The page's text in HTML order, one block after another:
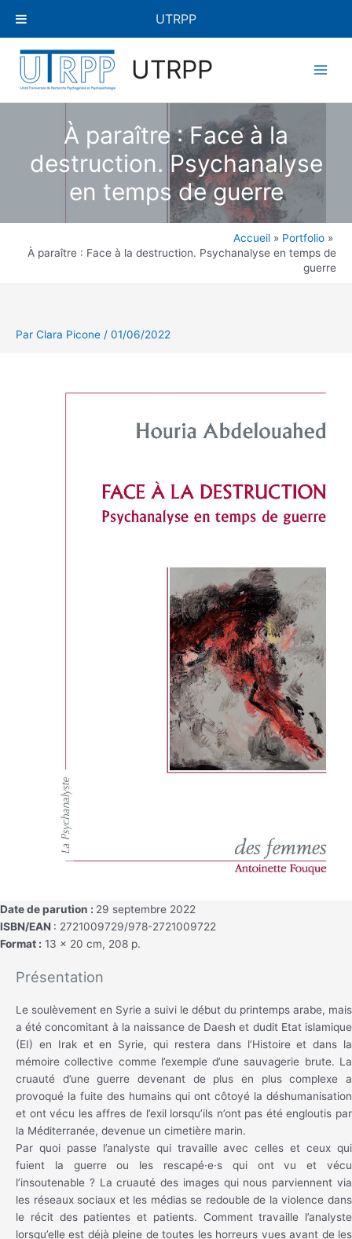
contenu
UTRPP
À paraître : Face à la
destruction. Psychanalyse
en temps de guerre
Accueil
Portfolio
À paraître : Face à la destruction. Psychanalyse en temps de
guerre
Par Clara Picone / 01/06/2022
Date de parution : 29 septembre 2022
ISBN/EAN : 2721009729/978-2721009722
Format : 13 x 20 cm, 208 p.
Présentation
Le soulèvement en Syrie a suivi le début du printemps arabe, mais
a été concomitant à la naissance de Daesh et dudit Etat islamique
(EI) en Irak et en Syrie, qui restera dans l’Histoire et dans la
mémoire collective comme l’exemple d’une sauvagerie brute. La
cruauté d’une guerre devenant de plus en plus complexe a
provoqué la fuite des humains qui ont côtoyé la déshumanisation
et ont vécu les affres de l’exil lorsqu’ils n’ont pas été engloutis par
la Méditerranée, devenue un cimetière marin.
Par quoi passe l’analyste qui travaille avec celles et ceux qui
fuient la guerre ou les rescapé·e·s qui ont vu et vécu
l’insoutenable ? La cruauté des images qui nous parviennent via
les réseaux sociaux et les médias se redouble de la violence dans
le récit des patientes et patients. Comment travaille l’analyste
lorsqu’elle est déjà pleine de toutes les horreurs vues avant de les
articles
UTRPP